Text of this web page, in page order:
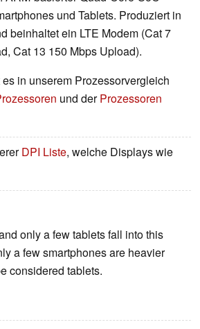
und Tablets. Produziert in
beinhaltet ein LTE Modem (Cat 7
Cat 13 150 Mbps Upload).
in unserem Prozessorvergleich
und derProzessoren
DPI Liste, welche Displays wie
only a few tablets fall into this
a few smartphones are heavier
considered tablets.